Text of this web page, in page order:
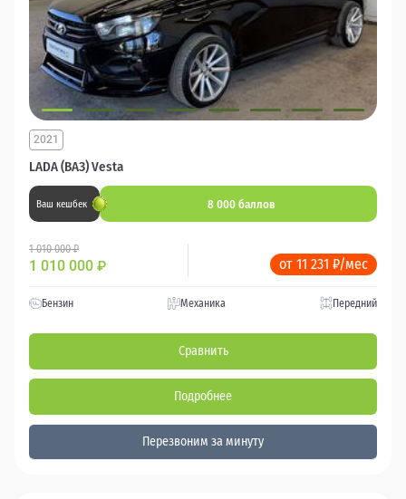
LADA (ВАЗ) Vesta
2021
Ваш кешбек 8 000 баллов
1 010 000 ₽
1 010 000 ₽ от 11 231 ₽/мес
Бензин Механика Передний
Сравнить
Подробнее
Перезвоним за минуту